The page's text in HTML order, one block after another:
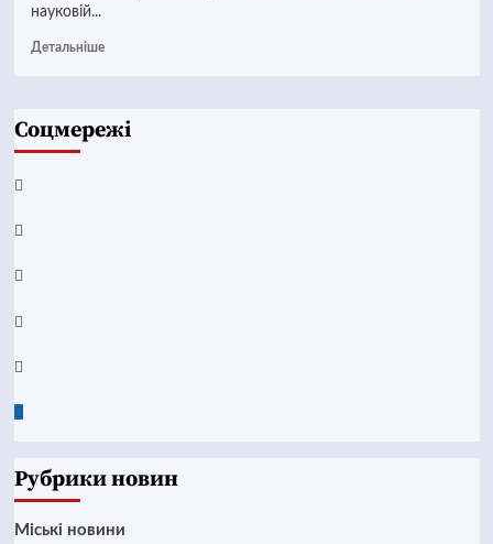
науковій...
Детальніше
Соцмережі
Facebook
YouTube
Telegram
Instagram
Twitter
Google
Рубрики новин
Mіські новини